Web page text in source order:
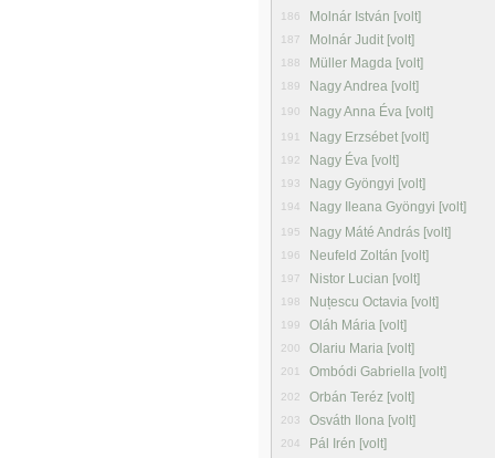
186 Molnár István [volt]
187 Molnár Judit [volt]
188 Müller Magda [volt]
189 Nagy Andrea [volt]
190 Nagy Anna Éva [volt]
191 Nagy Erzsébet [volt]
192 Nagy Éva [volt]
193 Nagy Gyöngyi [volt]
194 Nagy Ileana Gyöngyi [volt]
195 Nagy Máté András [volt]
196 Neufeld Zoltán [volt]
197 Nistor Lucian [volt]
198 Nuțescu Octavia [volt]
199 Oláh Mária [volt]
200 Olariu Maria [volt]
201 Ombódi Gabriella [volt]
202 Orbán Teréz [volt]
203 Osváth Ilona [volt]
204 Pál Irén [volt]